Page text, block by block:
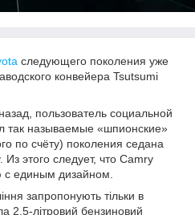
следующего поколения уже
конвейера Tsutsumi
пользователь социальной
так называемые «шпионские»
по счёту) поколения седана
этого следует, что Camry
с единым дизайном.
запропонують тільки в
2,5-літровий бензиновий